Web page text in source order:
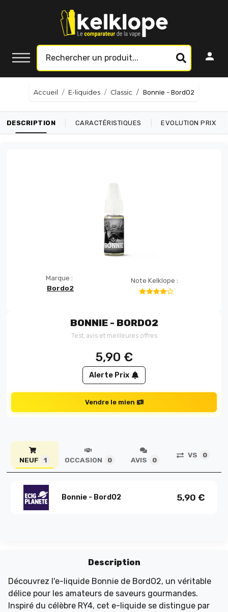
Accueil E-liquides Classic Bonnie - BordO2
DESCRIPTION CARACTÉRISTIQUES EVOLUTION PRIX
Marque :
Bordo2
Note Kelklope :
BONNIE - BORDO2
Test, avis et meilleures offres
5,90 €
Alerte Prix
Vendre le mien
NEUF 1 OCCASION 0 AVIS 0
VS 0
Bonnie - BordO2 5,90 €
Description
Découvrez l'e-liquide Bonnie de BordO2, un véritable
délice pour les amateurs de saveurs gourmandes.
Inspiré du célèbre RY4, cet e-liquide se distingue par